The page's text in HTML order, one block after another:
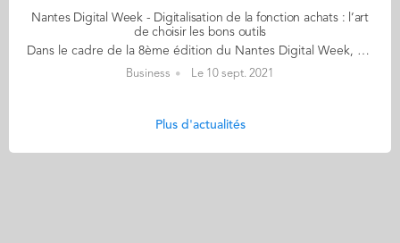
Nantes Digital Week - Digitalisation de la fonction achats : l’art
de choisir les bons outils
Dans le cadre de la 8ème édition du Nantes Digital Week, qui se déroulera du 16 au 26 septembre 2021, découvrez les différents événements en lien avec Audencia. Le 17 septembre, nous vous accueillerons pour un webinar sur la thématique suivante : Digitalisation de la fonction achats : l’art de choisir les bons outils Malgré la crise du Covid-19, la transformation digitale des achats demeure une priorité des entreprises. En théorie, les acheteurs ont accès à de nouvelles solutions digitales et des capacités d’analyse allant de la réduction des risques de sourcing jusqu’à disposer d’une visibilité jamais atteinte quand il s’agit d’identifier un fournisseur distant. Or, ces nouveaux outils digitaux apportent leur lot de contraintes et de limites. Les données manipulées par les acheteurs restent peu structurées, les SI achats sont quelquefois complexes à intégrer, certains même à utiliser. Les acheteurs ont dû adapter leur quotidien à ces outils innovants rempli de promesses, mais pas toujours avec les résultats attendus. Cela crée un taux d’adoption souvent faible, parfois décevant. Le ratio coût/bénéfice en devient douteux, et le choix de la solution digitale achats à installer une décision stratégique critique. Pour ajouter à la complexité, les directions achats font maintenant face à un offre pléthorique d’outils, dont la diversité, la maturité et l’hétérogénéité menacent la pertinence des choix du système le plus adapté. Quand on regarde de près, on trouve aujourd’hui plus de 600 SI achats sur le marché en 2021, parmi lesquelles des solutions innovantes, hyper-agiles et hyper-spécialisées, mais peu visibles par les potentiels utilisateurs finaux. Les éditeurs font aussi souvent preuve de créativité quand il s’agit de sur-promettre les capacités de leurs outils. La solution de facilité consiste à se tourner vers les SI achats connus, les « grandes suites » de SAP/Ariba, Coupa ou Ivalua. Ces monstres de technologie couvrent l’ensemble du processus achats par une myriade de modules adressant toutes les typologies d’activités achats, configurables « à la carte ». D’autres SI achats, plus spécialisés, sont connus pour leur positionnement de SI expert dans un champ précis d’activités et peuvent constituer une alternative aux grandes suites. Informations & Inscriptions
Business Le 10 sept. 2021
Plus d'actualités